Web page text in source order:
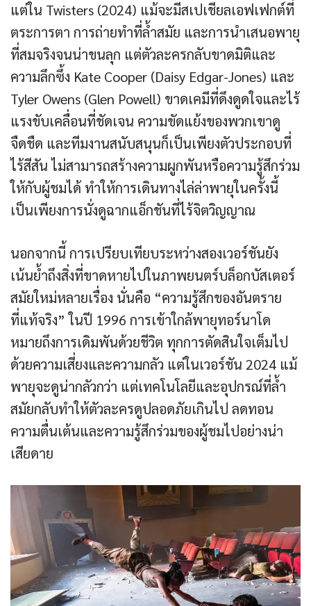
แต่ใน Twisters (2024) แม้จะมีสเปเชียลเอฟเฟกต์ที่
ตระการตา การถ่ายทำที่ล้ำสมัย และการนำเสนอพายุ
ที่สมจริงจนน่าขนลุก แต่ตัวละครกลับขาดมิติและ
ความลึกซึ้ง Kate Cooper (Daisy Edgar-Jones) และ
Tyler Owens (Glen Powell) ขาดเคมีที่ดึงดูดใจและไร้
แรงขับเคลื่อนที่ชัดเจน ความขัดแย้งของพวกเขาดู
จืดชืด และทีมงานสนับสนุนก็เป็นเพียงตัวประกอบที่
ไร้สีสัน ไม่สามารถสร้างความผูกพันหรือความรู้สึกร่วม
ให้กับผู้ชมได้ ทำให้การเดินทางไล่ล่าพายุในครั้งนี้
เป็นเพียงการนั่งดูฉากแอ็กชันที่ไร้จิตวิญญาณ
นอกจากนี้ การเปรียบเทียบระหว่างสองเวอร์ชันยัง
เน้นย้ำถึงสิ่งที่ขาดหายไปในภาพยนตร์บล็อกบัสเตอร์
สมัยใหม่หลายเรื่อง นั่นคือ “ความรู้สึกของอันตราย
ที่แท้จริง” ในปี 1996 การเข้าใกล้พายุทอร์นาโด
หมายถึงการเดิมพันด้วยชีวิต ทุกการตัดสินใจเต็มไป
ด้วยความเสี่ยงและความกลัว แต่ในเวอร์ชัน 2024 แม้
พายุจะดูน่ากลัวกว่า แต่เทคโนโลยีและอุปกรณ์ที่ล้ำ
สมัยกลับทำให้ตัวละครดูปลอดภัยเกินไป ลดทอน
ความตื่นเต้นและความรู้สึกร่วมของผู้ชมไปอย่างน่า
เสียดาย